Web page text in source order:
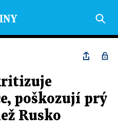
poškozují prý
Rusko